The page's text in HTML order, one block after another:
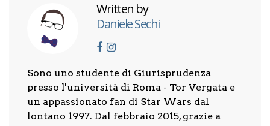
Written by
Daniele Sechi
Sono uno studente di Giurisprudenza
presso l'università di Roma - Tor Vergata e
un appassionato fan di Star Wars dal
lontano 1997. Dal febbraio 2015, grazie a